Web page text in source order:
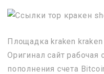
Площадка kraken
Оригинал сайт
пополнения счета